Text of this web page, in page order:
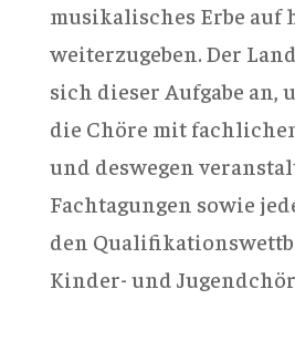
musikalisches Erbe auf
weiterzugeben. Der
sich dieser Aufgabe an,
die Chöre mit
und deswegen
Fachtagungen sowie
den
Kinder- und